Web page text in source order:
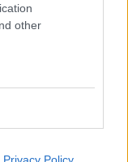
other
Privacy Policy
ahol a
erősítése kerül a
minden köve
Angolkert